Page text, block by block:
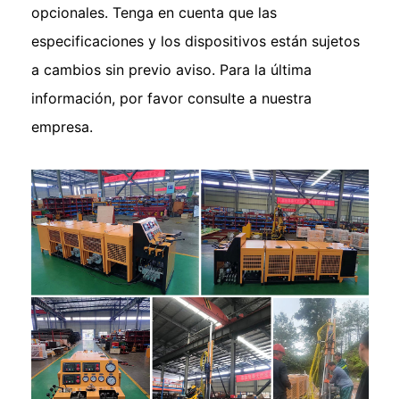
opcionales. Tenga en cuenta que las
especificaciones y los dispositivos están sujetos
a cambios sin previo aviso. Para la última
información, por favor consulte a nuestra
empresa.